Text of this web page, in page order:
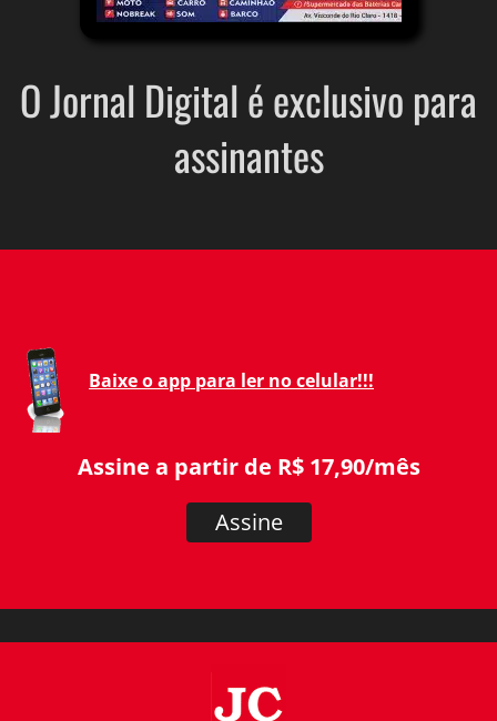
O Jornal Digital é exclusivo para
assinantes
Baixe o app para ler no celular!!!
Assine a partir de R$ 17,90/mês
Assine